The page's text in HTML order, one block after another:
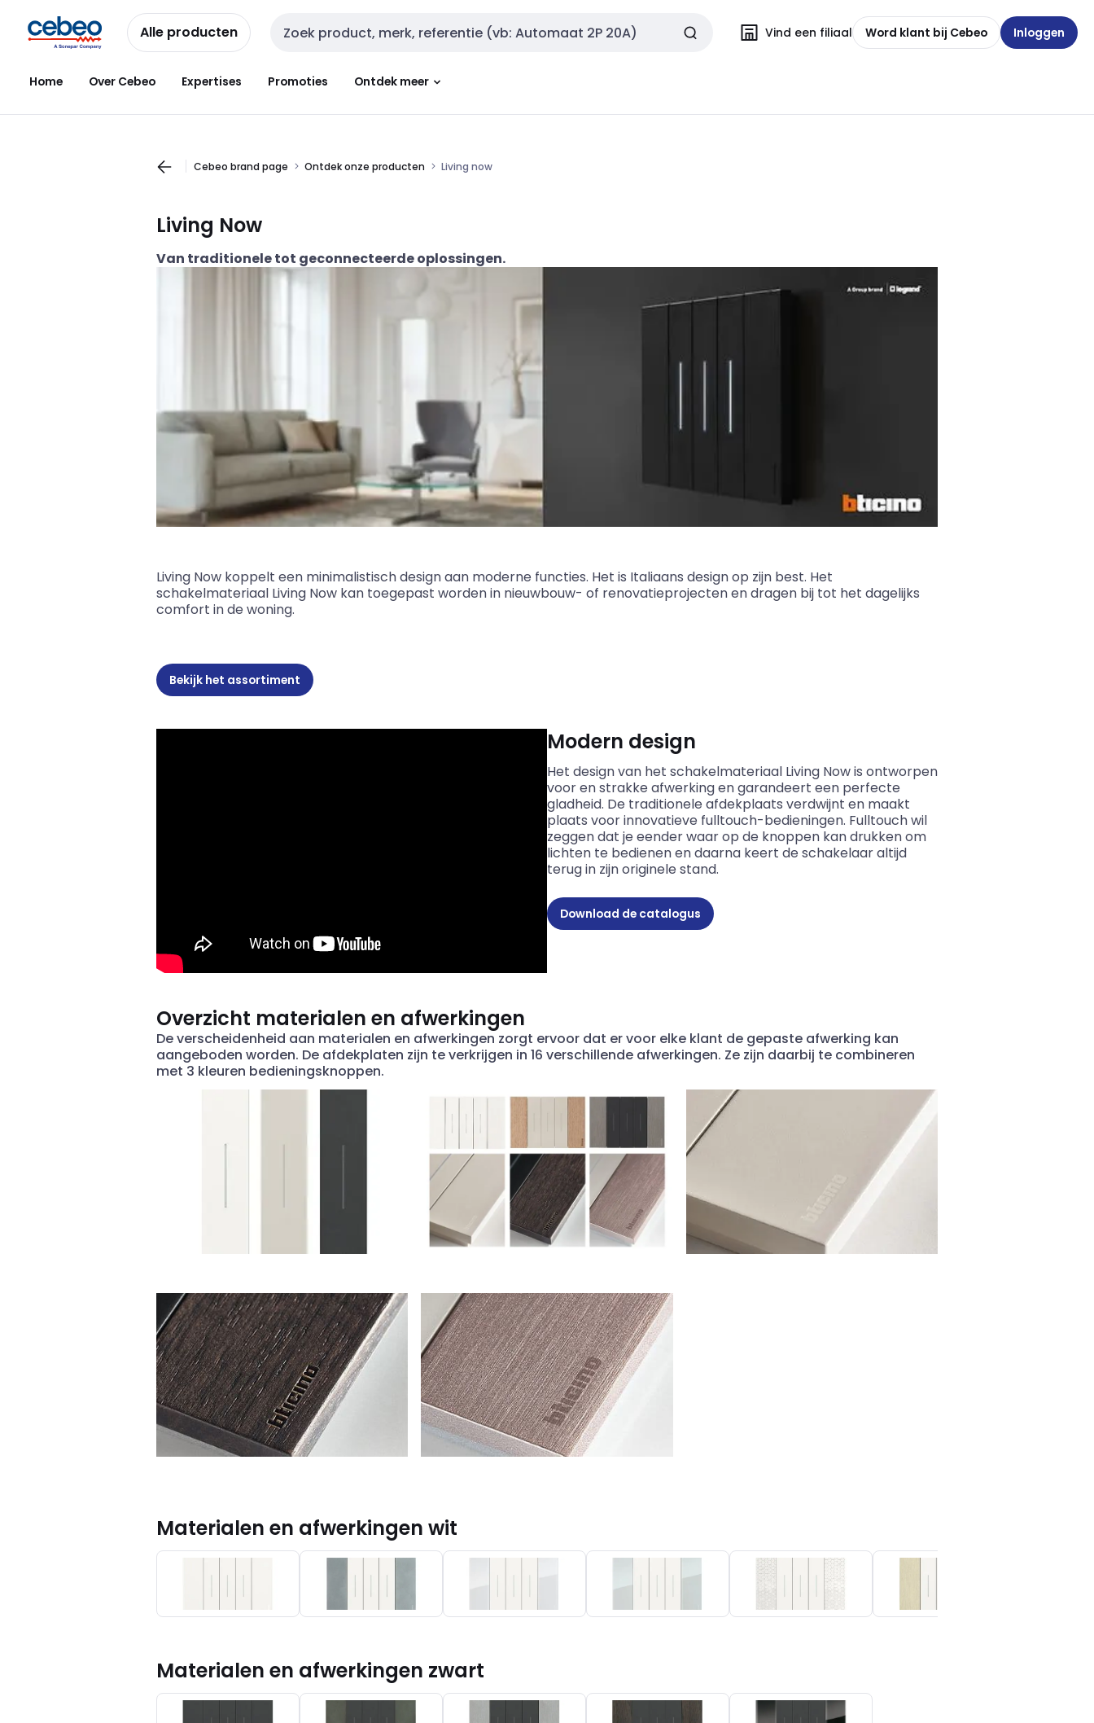
naar
navigatie
naar
inhoud
Alle producten Zoekveld invoer Vind een filiaal Word klant bij Cebeo Inloggen
Home Over Cebeo Expertises Promoties Ontdek meer
Cebeo brand page Ontdek onze producten Living now
Living Now
Van traditionele tot geconnecteerde oplossingen.
Living Now koppelt een minimalistisch design aan moderne functies. Het is Italiaans design op zijn best. Het
schakelmateriaal Living Now kan toegepast worden in nieuwbouw- of renovatieprojecten en dragen bij tot het dagelijks
comfort in de woning.
Bekijk het assortiment
Modern design
Het design van het schakelmateriaal Living Now is ontworpen
voor en strakke afwerking en garandeert een perfecte
gladheid. De traditionele afdekplaats verdwijnt en maakt
plaats voor innovatieve fulltouch-bedieningen. Fulltouch wil
zeggen dat je eender waar op de knoppen kan drukken om
lichten te bedienen en daarna keert de schakelaar altijd
terug in zijn originele stand.
Download de catalogus
Overzicht materialen en afwerkingen
De verscheidenheid aan materialen en afwerkingen zorgt ervoor dat er voor elke klant de gepaste afwerking kan
aangeboden worden. De afdekplaten zijn te verkrijgen in 16 verschillende afwerkingen. Ze zijn daarbij te combineren
met 3 kleuren bedieningsknoppen.
Materialen en afwerkingen wit
Materialen en afwerkingen zwart